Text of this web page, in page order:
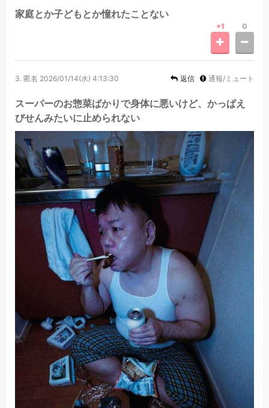
家庭とか子どもとか憧れたことない
+1 0
3. 匿名 2026/01/14(水) 4:13:30 返信 通報/ミュート
スーパーのお惣菜ばかりで身体に悪いけど、かっぱえ
びせんみたいに止められない